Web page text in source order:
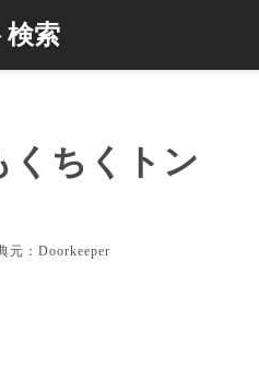
索
くちくトン
元：Doorkeeper